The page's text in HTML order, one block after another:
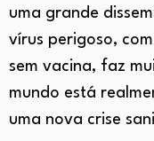
uma grande
vírus perigoso,
sem vacina, faz
mundo está
uma nova crise